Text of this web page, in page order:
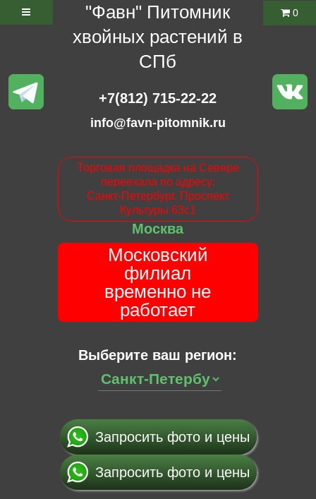
"Фавн" Питомник
хвойных растений в
СПб
+7(812) 715-22-22
info@favn-pitomnik.ru
Торговая площадка на Севере
переехала по адресу:
Санкт-Петербург. Проспект
Культуры 63с1
Москва
Московский
филиал
временно не
работает
Выберите ваш регион:
0
Запросить фото и цены
Запросить фото и цены